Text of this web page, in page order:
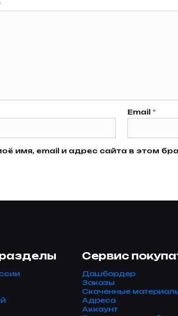
Email*
имя, email и адрес сайта в этом
Сервис
Дашбордер
Заказы
Скаченные
Адреса
Аккаунт